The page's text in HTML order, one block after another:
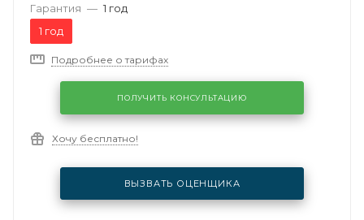
Гарантия — 1 год
1 год
Подробнее о тарифах
ПОЛУЧИТЬ КОНСУЛЬТАЦИЮ
Хочу бесплатно!
ВЫЗВАТЬ ОЦЕНЩИКА